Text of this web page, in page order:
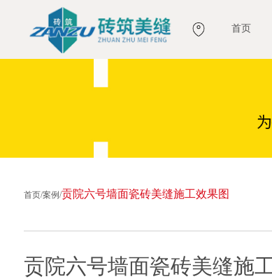
首页
首页/案例/贡院六号墙面瓷砖美缝施工效果图
贡院六号墙面瓷砖美缝施